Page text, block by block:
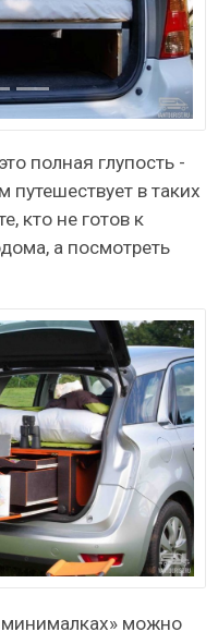
полная глупость -
в таких
кто не готов к
а посмотреть
минималках» можно